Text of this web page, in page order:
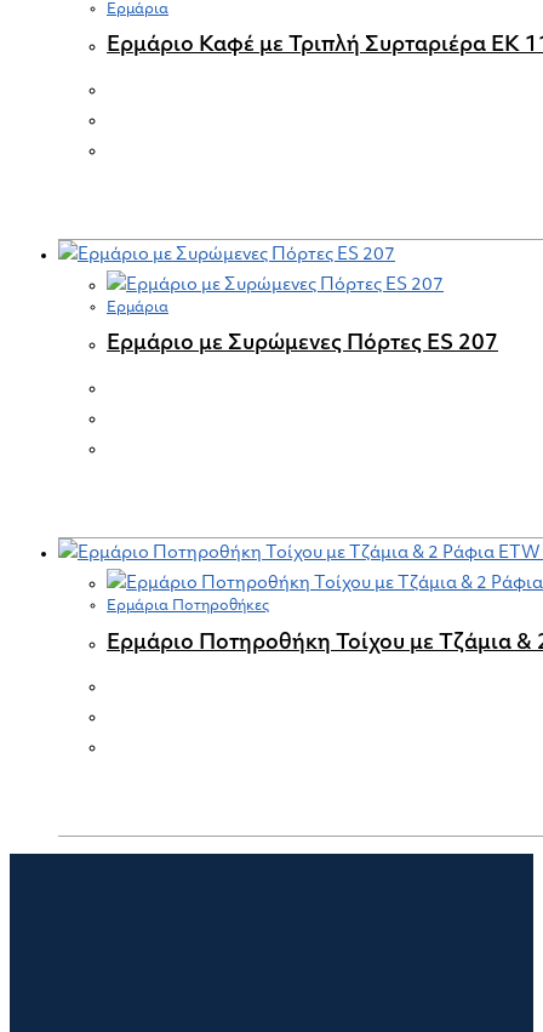
Ερμάρια
Ερμάριο Καφέ με Τριπλή Συρταριέρα EK
Ερμάρια
Ερμάριο με Συρώμενες Πόρτες ES 207
Ερμάρια Ποτηροθήκες
Ερμάριο Ποτηροθήκη Τοίχου με Τζάμια &